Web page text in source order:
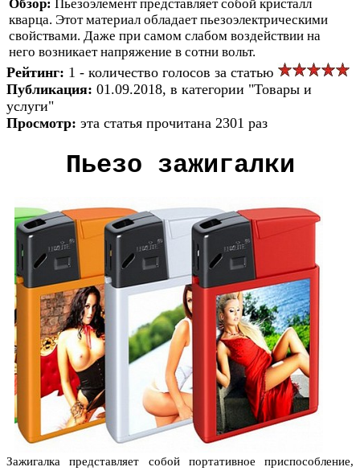
Обзор: Пьезоэлемент представляет собой кристалл
кварца. Этот материал обладает пьезоэлектрическими
свойствами. Даже при самом слабом воздействии на
него возникает напряжение в сотни вольт.
Рейтинг: 1 - количество голосов за статью
Публикация: 01.09.2018, в категории "Товары и
услуги"
Просмотр: эта статья прочитана 2301 раз
Пьезо зажигалки
Зажигалка представляет собой портативное приспособление,